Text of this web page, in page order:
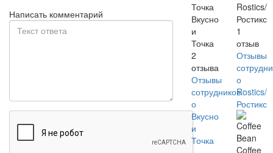
Написать комментарий
Вкусно
и
Точка
2
отзыва
Отзывы
сотрудников
о
Вкусно
и
Точка
Rostics/
Ростикс
1
отзыв
Отзывы
о
Rostics/
Ростикс
Coffee